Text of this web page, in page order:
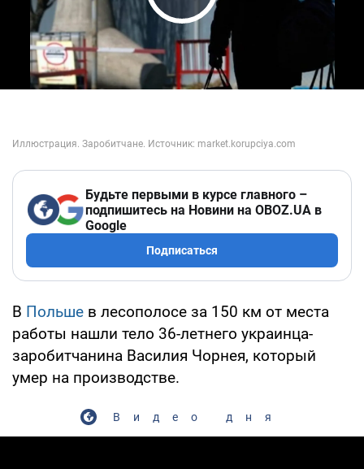
Play Video
Будьте первыми в курсе главного –
подпишитесь на Новини на OBOZ.UA в
Google
Подписаться
В Польше в лесополосе за 150 км от места
работы нашли тело 36-летнего украинца-
заробитчанина Василия Чорнея, который
умер на производстве.
Видео дня